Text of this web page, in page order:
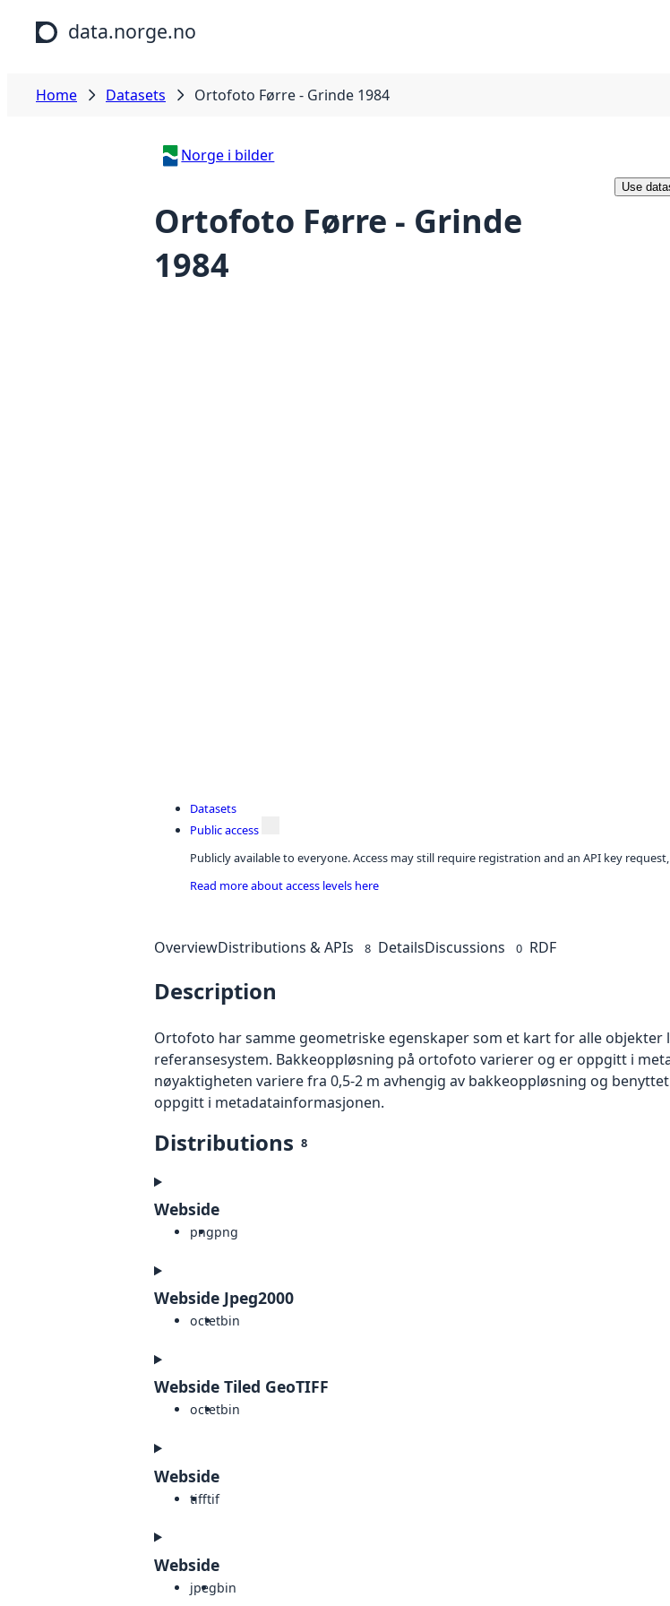
Skip to main content
data.norge.no
Home Datasets Ortofoto Førre - Grinde 1984
Norge i bilder
Ortofoto Førre - Grinde
1984
Use
Datasets
Public access
Publicly available to everyone. Access may still require registration and an API key
Read more about access levels here
OverviewDistributions & APIs 8 DetailsDiscussions 0 RDF
Description
Ortofoto har samme geometriske egenskaper som et kart for alle
referansesystem. Bakkeoppløsning på ortofoto varierer og er oppgitt i
nøyaktigheten variere fra 0,5-2 m avhengig av bakkeoppløsning og
oppgitt i metadatainformasjonen.
Distributions 8
Webside
pngpng
Webside Jpeg2000
octetbin
Webside Tiled GeoTIFF
octetbin
Webside
tifftif
Webside
jpegbin